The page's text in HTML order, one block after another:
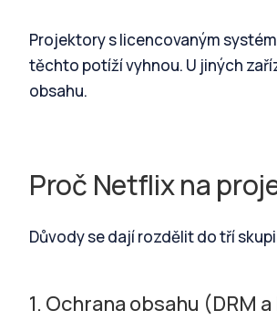
Projektory s licencovaným
těchto potíží vyhnou. U jiných
obsahu.
Proč Netflix na
Důvody se dají rozdělit do tří
1. Ochrana obsahu (DRM a